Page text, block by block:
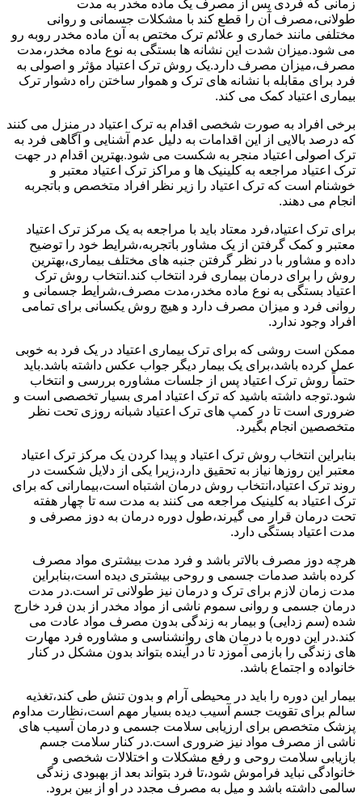
زمانی که فردی پس از مصرف یک ماده مخدر به مدت
طولانی،مصرف آن را قطع کند با مشکلات جسمانی و روانی
مختلفی مانند خماری و علائم ترک مختص به آن ماده مخدر روبه رو
می شود.میزان شدت این نشانه ها بستگی به نوع ماده مخدر،مدت
مصرف،میزان مصرف دارد.یک روش ترک اعتیاد مؤثر و اصولی به
فرد برای مقابله با نشانه های ترک و هموار ساختن راه دشوار ترک
بیماری اعتیاد کمک می کند.
برخی افراد به صورت شخصی اقدام به ترک اعتیاد در منزل می کنند
که درصد بالایی از این اقدامات به دلیل عدم آشنایی و آگاهی فرد به
ترک اصولی اعتیاد منجر به شکست می شود.بهترین اقدام در جهت
ترک اعتیاد مراجعه به کلینیک ها و مراکز ترک اعتیاد معتبر و
خوشنام است که ترک اعتیاد را زیر نظر افراد متخصص و باتجربه
انجام می دهند.
برای ترک اعتیاد،فرد معتاد باید با مراجعه به یک مرکز ترک اعتیاد
معتبر و کمک گرفتن از یک مشاور باتجربه،شرایط خود را توضیح
داده و مشاور با در نظر گرفتن جنبه های مختلف بیماری،بهترین
روش را برای درمان بیماری فرد انتخاب کند.انتخاب روش ترک
اعتیاد بستگی به نوع ماده مخدر،مدت مصرف،شرایط جسمانی و
روانی فرد و میزان مصرف دارد و هیچ روش یکسانی برای تمامی
افراد وجود ندارد.
ممکن است روشی که برای ترک بیماری اعتیاد در یک فرد به خوبی
عمل کرده باشد،برای یک بیمار دیگر جواب عکس داشته باشد.باید
حتماً روش ترک اعتیاد پس از جلسات مشاوره بررسی و انتخاب
شود.توجه داشته باشید که ترک اعتیاد امری بسیار تخصصی است و
ضروری است تا در کمپ های ترک اعتیاد شبانه روزی تحت نظر
متخصصین انجام بگیرد.
بنابراین انتخاب روش ترک اعتیاد و پیدا کردن یک مرکز ترک اعتیاد
معتبر این روزها نیاز به تحقیق دارد،زیرا یکی از دلایل شکست در
روند ترک اعتیاد،انتخاب روش درمان اشتباه است،بیمارانی که برای
ترک اعتیاد به کلینیک مراجعه می کنند به مدت سه تا چهار هفته
تحت درمان قرار می گیرند،طول دوره درمان به دوز مصرفی و
مدت اعتیاد بستگی دارد.
هرچه دوز مصرف بالاتر باشد و فرد مدت بیشتری مواد مصرف
کرده باشد صدمات جسمی و روحی بیشتری دیده است،بنابراین
مدت زمان لازم برای ترک و درمان نیز طولانی تر است.در مدت
درمان جسمی و روانی سموم ناشی از مواد مخدر از بدن فرد خارج
شده (سم زدایی) و بیمار به زندگی بدون مصرف مواد عادت می
کند.در این دوره با درمان های روانشناسی و مشاوره فرد مهارت
های زندگی را بازمی آموزد تا در آینده بتواند بدون مشکل در کنار
خانواده و اجتماع باشد.
بیمار این دوره را باید در محیطی آرام و بدون تنش طی کند،تغذیه
سالم برای تقویت جسم آسیب دیده بسیار مهم است،نظارت مداوم
پزشک متخصص برای ارزیابی سلامت جسمی و درمان آسیب های
ناشی از مصرف مواد نیز ضروری است.در کنار سلامت جسم
بازیابی سلامت روحی و رفع مشکلات و اختلالات شخصی و
خانوادگی نباید فراموش شود،تا فرد بتواند بعد از بهبودی زندگی
سالمی داشته باشد و میل به مصرف مجدد در او از بین برود.